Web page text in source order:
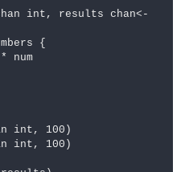
int, results chan<-